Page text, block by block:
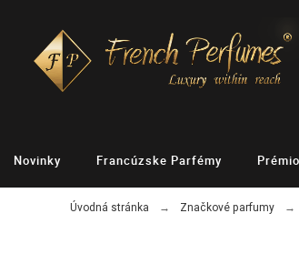
Novinky Francúzske Parfémy
Úvodná stránka Značkové parfumy